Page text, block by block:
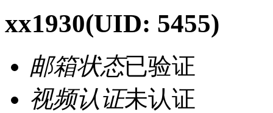
xx1930(UID: 5455)
邮箱状态已验证
视频认证未认证